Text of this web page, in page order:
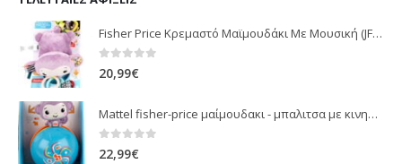
Fisher Price Κρεμαστό Μαϊμουδάκι Με Μουσική (JFF02)
0 out of 5
20,99€
Mattel fisher-price μαίμουδακι - μπαλιτσα με κινηση JLB95
0 out of 5
22,99€